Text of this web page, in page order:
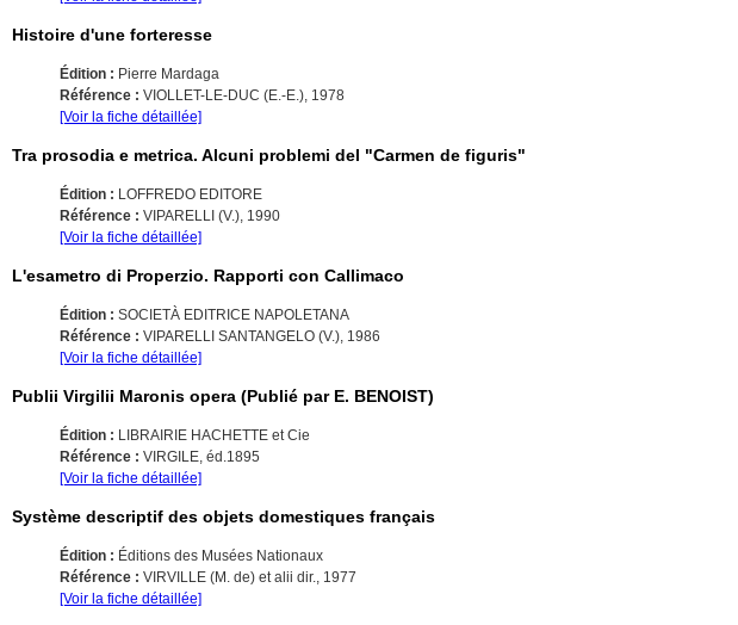
Histoire d'une forteresse
Édition : Pierre Mardaga
Référence : VIOLLET-LE-DUC (E.-E.), 1978
[Voir la fiche détaillée]
Tra prosodia e metrica. Alcuni problemi del "Carmen de figuris"
Édition : LOFFREDO EDITORE
Référence : VIPARELLI (V.), 1990
[Voir la fiche détaillée]
L'esametro di Properzio. Rapporti con Callimaco
Édition : SOCIETÀ EDITRICE NAPOLETANA
Référence : VIPARELLI SANTANGELO (V.), 1986
[Voir la fiche détaillée]
Publii Virgilii Maronis opera (Publié par E. BENOIST)
Édition : LIBRAIRIE HACHETTE et Cie
Référence : VIRGILE, éd.1895
[Voir la fiche détaillée]
Système descriptif des objets domestiques français
Édition : Éditions des Musées Nationaux
Référence : VIRVILLE (M. de) et alii dir., 1977
[Voir la fiche détaillée]